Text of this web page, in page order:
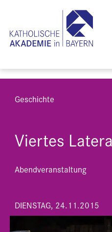
Geschichte
Viertes
Abendveranstaltung
DIENSTAG, 24.11.2015